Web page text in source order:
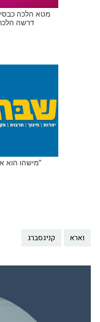
מטא הלכה
דרשה
"מישהו הוא
וארא קניגסברג